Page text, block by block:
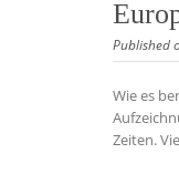
Published
Wie es
Zeiten.